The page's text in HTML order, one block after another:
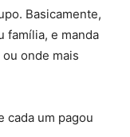
Basicamente,
família, e manda
onde mais
cada um pagou